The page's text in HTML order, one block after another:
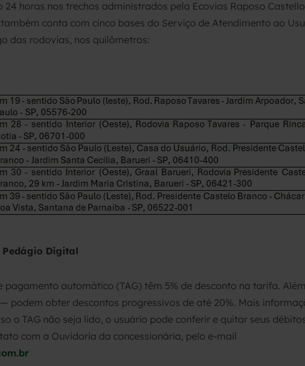
horas nos trechos administrados pela Ecovias Raposo
conta com cinco bases do Serviço de Atendimento ao
das rodovias, nos quilômetros:
Pedágio Digital
automático (TAG) têm 5% de desconto na tarifa.
podem obter descontos progressivos de até 20%. Mais
o TAG não seja lido, o usuário pode conferir e quitar seus
com a Ouvidoria da concessionária, pelo e-mail